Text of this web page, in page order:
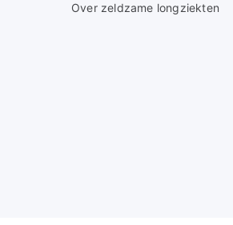
Over zeldzame longziekten